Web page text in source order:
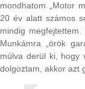
mondhatom „Motor
20 év alatt számos
mindig
Munkámra „örök
múlva derül ki, hogy
dolgoztam, akkor azt